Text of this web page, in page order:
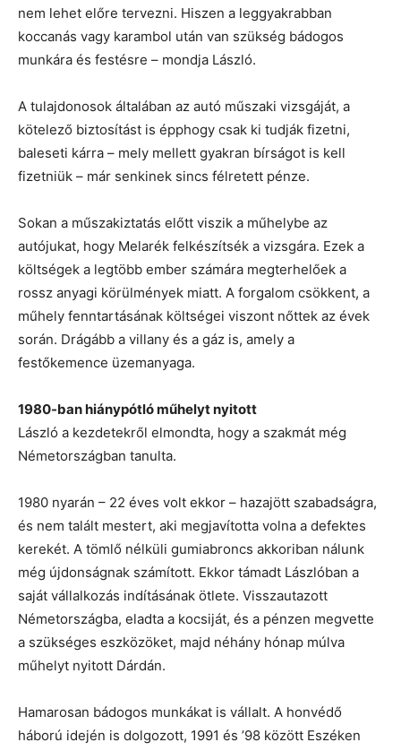
nem lehet előre tervezni. Hiszen a leggyakrabban
koccanás vagy karambol után van szükség bádogos
munkára és festésre – mondja László.
A tulajdonosok általában az autó műszaki vizsgáját, a
kötelező biztosítást is épphogy csak ki tudják fizetni,
baleseti kárra – mely mellett gyakran bírságot is kell
fizetniük – már senkinek sincs félretett pénze.
Sokan a műszakiztatás előtt viszik a műhelybe az
autójukat, hogy Melarék felkészítsék a vizsgára. Ezek a
költségek a legtöbb ember számára megterhelőek a
rossz anyagi körülmények miatt. A forgalom csökkent, a
műhely fenntartásának költségei viszont nőttek az évek
során. Drágább a villany és a gáz is, amely a
festőkemence üzemanyaga.
1980-ban hiánypótló műhelyt nyitott
László a kezdetekről elmondta, hogy a szakmát még
Németországban tanulta.
1980 nyarán – 22 éves volt ekkor – hazajött szabadságra,
és nem talált mestert, aki megjavította volna a defektes
kerekét. A tömlő nélküli gumiabroncs akkoriban nálunk
még újdonságnak számított. Ekkor támadt Lászlóban a
saját vállalkozás indításának ötlete. Visszautazott
Németországba, eladta a kocsiját, és a pénzen megvette
a szükséges eszközöket, majd néhány hónap múlva
műhelyt nyitott Dárdán.
Hamarosan bádogos munkákat is vállalt. A honvédő
háború idején is dolgozott, 1991 és ’98 között Eszéken